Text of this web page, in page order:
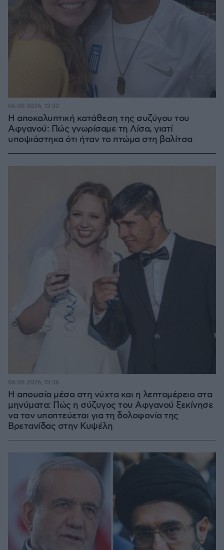
Η αποκαλυπτική κατάθεση της συζύγου του
Αφγανού: Πώς γνωρίσαμε τη Λίσα, γιατί
υποψιάστηκα ότι ήταν το πτώμα στη βαλίτσα
06.08.2026, 12:32
Η απουσία μέσα στη νύχτα και η λεπτομέρεια στα
μηνύματα: Πώς η σύζυγος του Αφγανού ξεκίνησε
να τον υποπτεύεται για τη δολοφονία της
Βρετανίδας στην Κυψέλη
06.08.2026, 15:36